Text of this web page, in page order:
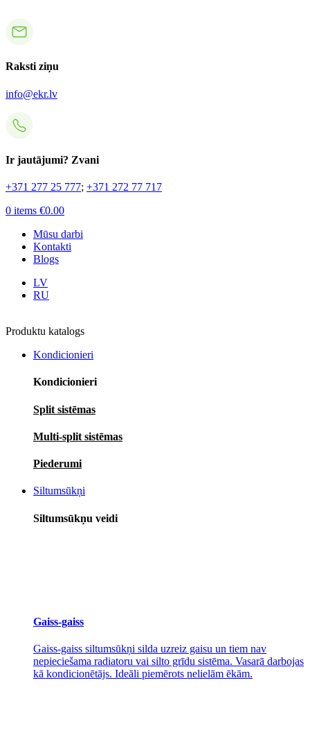
Raksti ziņu
info@ekr.lv
Ir jautājumi? Zvani
+371 277 25 777; +371 272 77 717
0 items €0.00
Mūsu darbi
Kontakti
Blogs
LV
RU
Produktu katalogs
Kondicionieri
Kondicionieri
Split sistēmas
Multi-split sistēmas
Piederumi
Siltumsūkņi
Siltumsūkņu veidi
Gaiss-gaiss
Gaiss-gaiss siltumsūkņi silda uzreiz gaisu un tiem nav
nepieciešama radiatoru vai silto grīdu sistēma. Vasarā darbojas
kā kondicionētājs. Ideāli piemērots nelielām ēkām.